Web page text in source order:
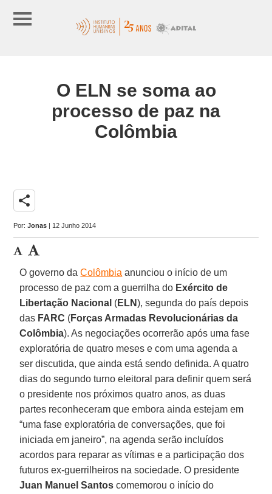
O ELN se soma ao
processo de paz na
Colômbia
share
Por:Jonas | 12 Junho 2014
O governo daColômbia anunciou o início de um
processo de paz com a guerrilha do Exército de
Libertação Nacional (ELN), segunda do país depois
das FARC (Forças Armadas Revolucionárias da
Colômbia). As negociações ocorrerão após uma fase
exploratória de quatro meses e com uma agenda a
ser discutida, que ainda está sendo definida. A quatro
dias do segundo turno eleitoral para definir quem será
o presidente nos próximos quatro anos, as duas
partes reconheceram que embora ainda estejam em
“uma fase exploratória de conversações, que foi
iniciada em janeiro”, na agenda serão incluídos
acordos para reparar as vítimas e a participação dos
futuros ex-guerrilheiros na sociedade. O presidente
Juan Manuel Santos comemorou o início do